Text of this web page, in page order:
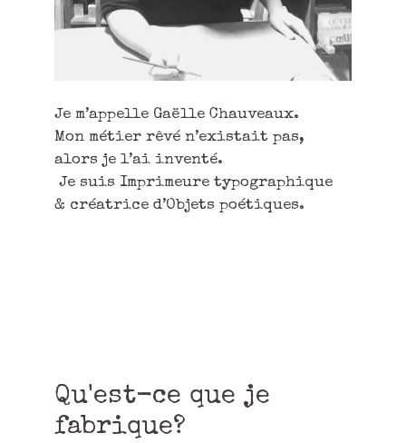
Je m’appelle Gaëlle Chauveaux.
Mon métier rêvé n’existait pas,
alors je l’ai inventé.
Je suis Imprimeure typographique
& créatrice d’Objets poétiques.
Qu'est-ce que je
fabrique?